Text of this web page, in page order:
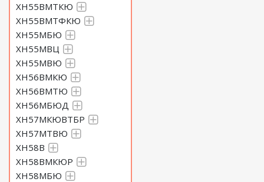
ХН55ВМТКЮ
ХН55ВМТФКЮ
ХН55МБЮ
ХН55МВЦ
ХН55МВЮ
ХН56ВМКЮ
ХН56ВМТЮ
ХН56МБЮД
ХН57МКЮВТБР
ХН57МТВЮ
ХН58В
ХН58ВМКЮР
ХН58МБЮ